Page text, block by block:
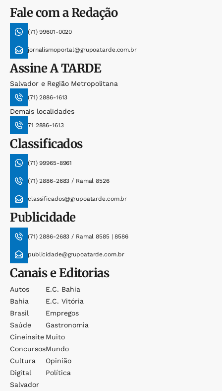
Fale com a Redação
(71) 99601-0020
jornalismoportal@grupoatarde.com.br
AssineA TARDE
Salvador e Região Metropolitana
(71) 2886-1613
Demais localidades
71 2886-1613
Classificados
(71) 99965-8961
(71) 2886-2683 / Ramal 8526
classificados@grupoatarde.com.br
Publicidade
(71) 2886-2683 / Ramal 8585 | 8586
publicidade@grupoatarde.com.br
Canais e Editorias
Autos
Bahia
Brasil
Saúde
Cineinsite
Concursos
Cultura
Digital
Salvador
E.c. Bahia
E.c. Vitória
Empregos
Gastronomia
Muito
Mundo
Opinião
Política